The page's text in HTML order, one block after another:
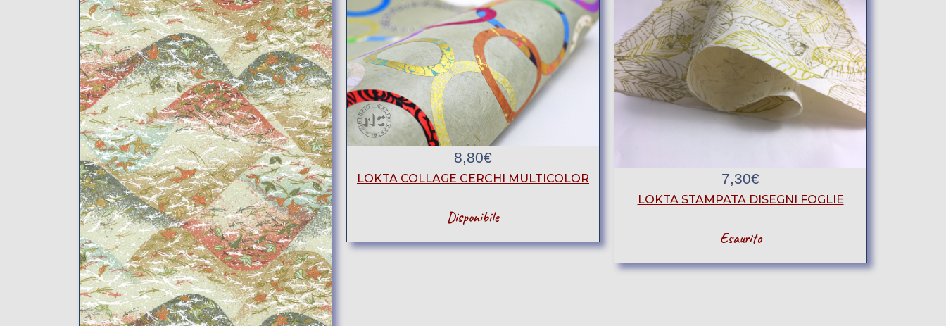
8,80€
LOKTA COLLAGE CERCHI MULTICOLOR
Disponibile
7,30€
LOKTA STAMPATA DISEGNI FOGLIE
Esaurito